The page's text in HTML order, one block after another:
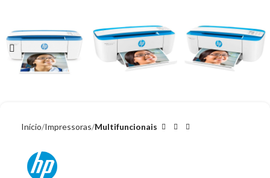
Início Impressoras Multifuncionais